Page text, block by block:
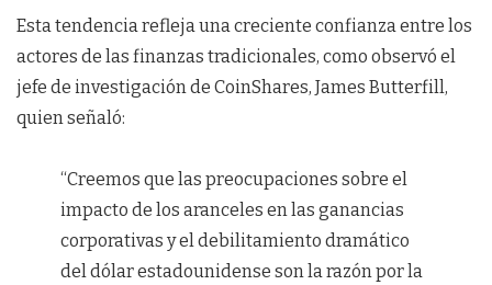
Esta tendencia refleja una creciente confianza entre los
actores de las finanzas tradicionales, como observó el
jefe de investigación de CoinShares, James Butterfill,
quien señaló:
“Creemos que las preocupaciones sobre el
impacto de los aranceles en las ganancias
corporativas y el debilitamiento dramático
del dólar estadounidense son la razón por la